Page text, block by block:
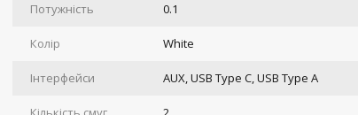
Потужність 0.1
Колір White
Інтерфейси AUX, USB Type C, USB Type A